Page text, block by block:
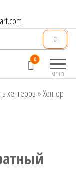
МЕНЮ
0
хенгеров »Хенгер